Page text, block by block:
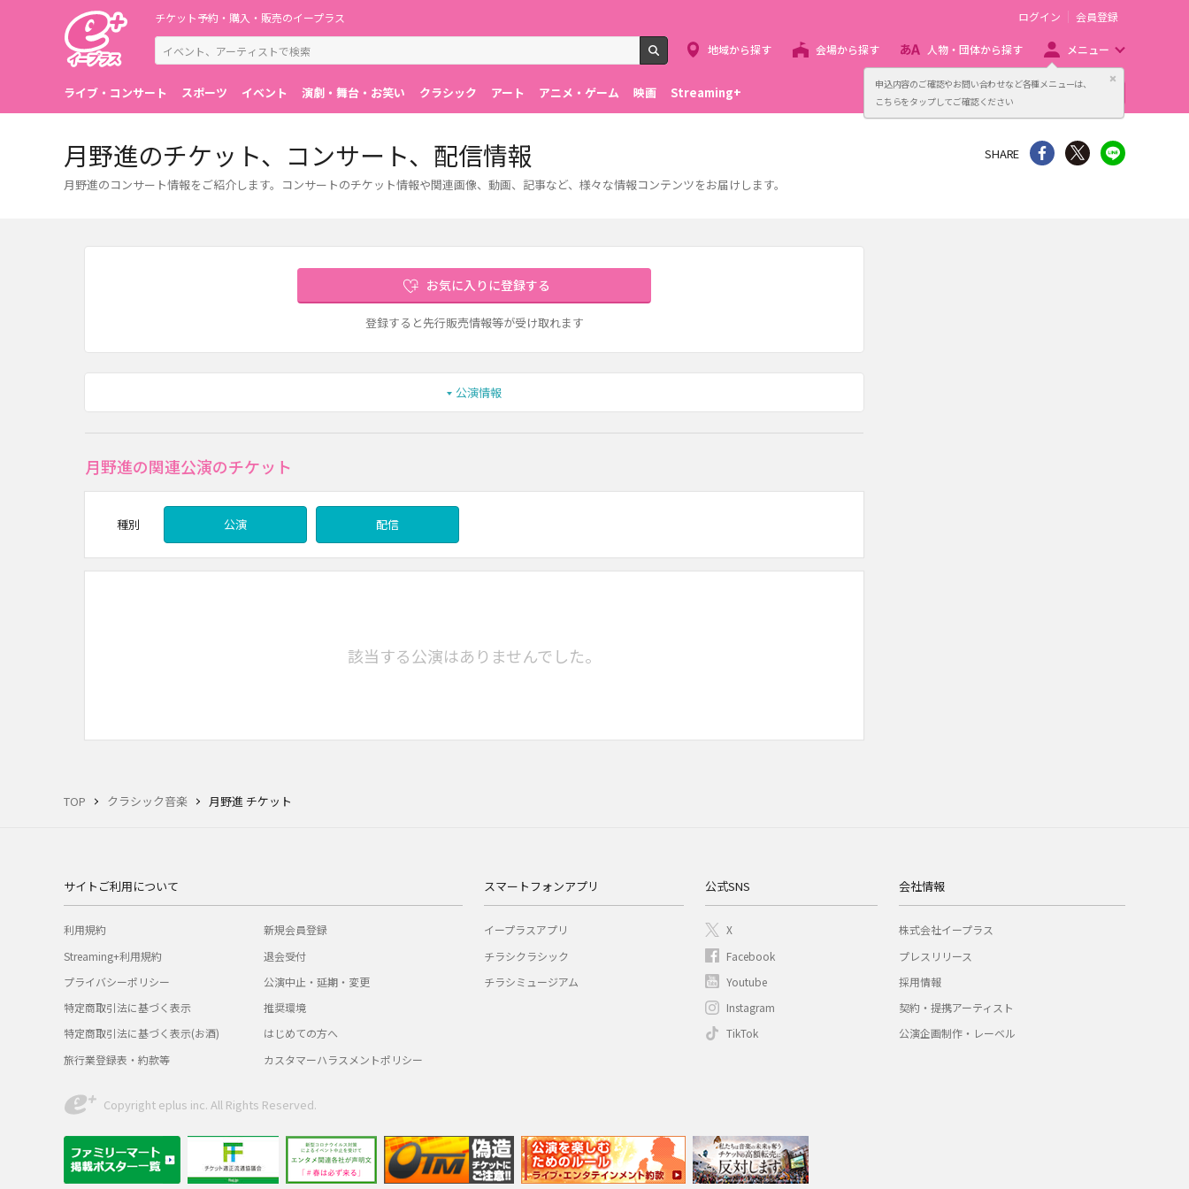
申込内容のご確認やお問い合わせなど各種メニューは、
こちらをタップしてご確認ください
閉じる
チケット予約・購入・販売のイープラス
検索
ログイン 会員登録
地域から探す 会場から探す 人物・団体から探す メニュー
ライブ・コンサート スポーツ イベント 演劇・舞台・お笑い クラシック アート アニメ・ゲーム 映画 Streaming+ 主催者向け販売サービス
TOP クラシック音楽 月野進 チケット
月野進のチケット、コンサート、配信情報
月野進のコンサート情報をご紹介します。コンサートのチケット情報や関連画像、動画、記事など、様々な情報コンテンツをお届けします。
SHARE シェア Twitter
お気に入りに登録する
登録すると先行販売情報等が受け取れます
公演情報
月野進の関連公演のチケット
種別 公演 配信
該当する公演はありませんでした。
サイトご利用について
利用規約
Streaming+利用規約
プライバシーポリシー
特定商取引法に基づく表示
特定商取引法に基づく表示(お酒)
旅行業登録表・約款等
新規会員登録
退会受付
公演中止・延期・変更
推奨環境
はじめての方へ
カスタマーハラスメントポリシー
スマートフォンアプリ
イープラスアプリ
チラシクラシック
チラシミュージアム
公式SNS
X
Facebook
Youtube
Instagram
TikTok
会社情報
株式会社イープラス
プレスリリース
採用情報
契約・提携アーティスト
公演企画制作・レーベル
Copyright eplus inc. All Rights Reserved.